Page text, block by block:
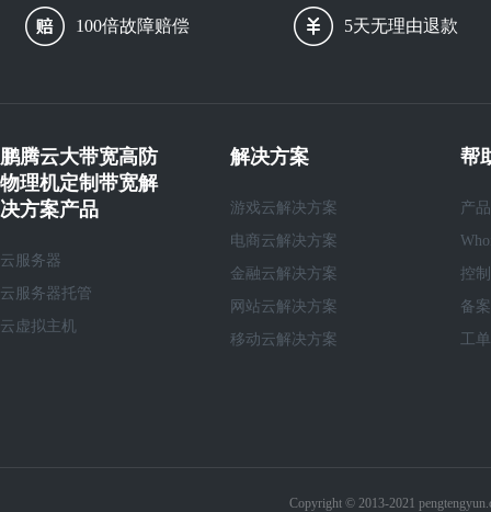
100倍故障赔偿 5天无理由退款
鹏腾云大带宽高防
物理机定制带宽解
决方案产品
云服务器
云服务器托管
云虚拟主机
解决方案
游戏云解决方案
电商云解决方案
金融云解决方案
网站云解决方案
移动云解决方案
帮
产
控
备
工
Copyright © 2013-2021